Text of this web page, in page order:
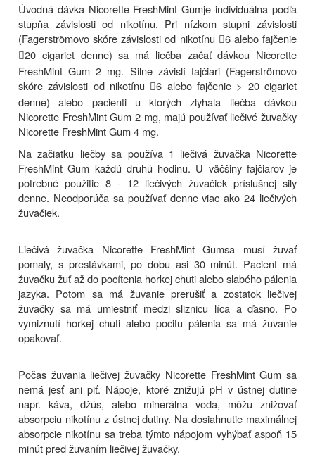
Úvodná dávka Nicorette FreshMint Gumje individuálna podľa
stupňa závislosti od nikotínu. Pri nízkom stupni závislosti
(Fagerströmovo skóre závislosti od nikotínu 6 alebo fajčenie
20 cigariet denne) sa má liečba začať dávkou Nicorette
FreshMint Gum 2 mg. Silne závislí fajčiari (Fagerströmovo
skóre závislosti od nikotínu
6 alebo fajčenie > 20 cigariet
denne) alebo pacienti u ktorých zlyhala liečba dávkou
Nicorette FreshMint Gum 2 mg, majú používať liečivé žuvačky
Nicorette FreshMint Gum 4 mg.
Na začiatku liečby sa používa 1 liečivá žuvačka Nicorette
FreshMint Gum každú druhú hodinu. U väčšiny fajčiarov je
potrebné použitie 8 - 12 liečivých žuvačiek príslušnej sily
denne. Neodporúča sa používať denne viac ako 24 liečivých
žuvačiek.
Liečivá žuvačka Nicorette FreshMint Gumsa musí žuvať
pomaly, s prestávkami, po dobu asi 30 minút. Pacient má
žuvačku žuť až do pocítenia horkej chuti alebo slabého pálenia
jazyka. Potom sa má žuvanie prerušiť a zostatok liečivej
žuvačky sa má umiestniť medzi sliznicu líca a ďasno. Po
vymiznutí horkej chuti alebo pocitu pálenia sa má žuvanie
opakovať.
Počas žuvania liečivej žuvačky Nicorette FreshMint Gum sa
nemá jesť ani piť. Nápoje, ktoré znižujú pH v ústnej dutine
napr. káva, džús, alebo minerálna voda, môžu znižovať
absorpciu nikotínu z ústnej dutiny. Na dosiahnutie maximálnej
absorpcie nikotínu sa treba týmto nápojom vyhýbať aspoň 15
minút pred žuvaním liečivej žuvačky.